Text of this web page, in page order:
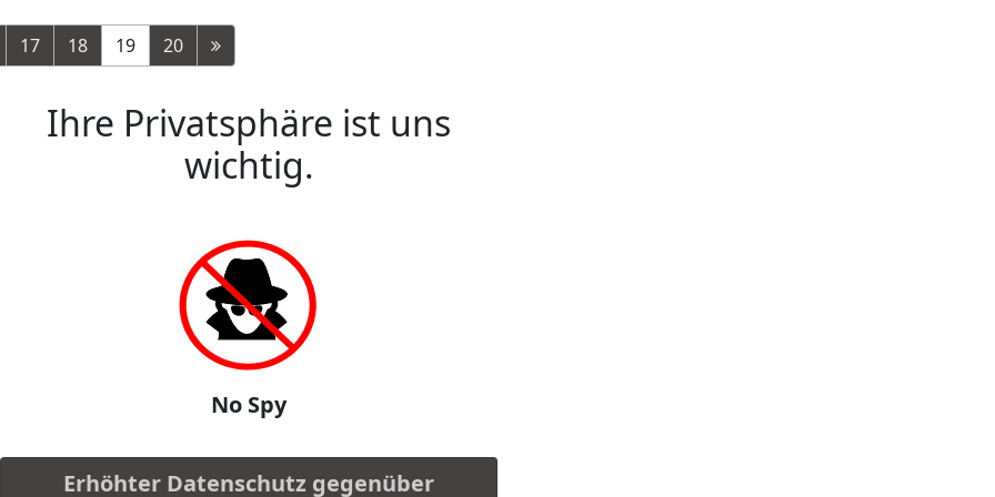
17 18 19 20
Ihre Privatsphäre ist uns
wichtig.
No Spy
Erhöhter Datenschutz gegenüber